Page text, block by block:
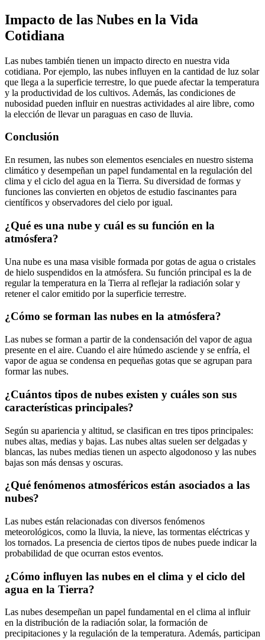
Impacto de las Nubes en la Vida
Cotidiana
Las nubes también tienen un impacto directo en nuestra vida
cotidiana. Por ejemplo, las nubes influyen en la cantidad de luz solar
que llega a la superficie terrestre, lo que puede afectar la temperatura
y la productividad de los cultivos. Además, las condiciones de
nubosidad pueden influir en nuestras actividades al aire libre, como
la elección de llevar un paraguas en caso de lluvia.
Conclusión
En resumen, las nubes son elementos esenciales en nuestro sistema
climático y desempeñan un papel fundamental en la regulación del
clima y el ciclo del agua en la Tierra. Su diversidad de formas y
funciones las convierten en objetos de estudio fascinantes para
científicos y observadores del cielo por igual.
¿Qué es una nube y cuál es su función en la
atmósfera?
Una nube es una masa visible formada por gotas de agua o cristales
de hielo suspendidos en la atmósfera. Su función principal es la de
regular la temperatura en la Tierra al reflejar la radiación solar y
retener el calor emitido por la superficie terrestre.
¿Cómo se forman las nubes en la atmósfera?
Las nubes se forman a partir de la condensación del vapor de agua
presente en el aire. Cuando el aire húmedo asciende y se enfría, el
vapor de agua se condensa en pequeñas gotas que se agrupan para
formar las nubes.
¿Cuántos tipos de nubes existen y cuáles son sus
características principales?
Según su apariencia y altitud, se clasifican en tres tipos principales:
nubes altas, medias y bajas. Las nubes altas suelen ser delgadas y
blancas, las nubes medias tienen un aspecto algodonoso y las nubes
bajas son más densas y oscuras.
¿Qué fenómenos atmosféricos están asociados a las
nubes?
Las nubes están relacionadas con diversos fenómenos
meteorológicos, como la lluvia, la nieve, las tormentas eléctricas y
los tornados. La presencia de ciertos tipos de nubes puede indicar la
probabilidad de que ocurran estos eventos.
¿Cómo influyen las nubes en el clima y el ciclo del
agua en la Tierra?
Las nubes desempeñan un papel fundamental en el clima al influir
en la distribución de la radiación solar, la formación de
precipitaciones y la regulación de la temperatura. Además, participan